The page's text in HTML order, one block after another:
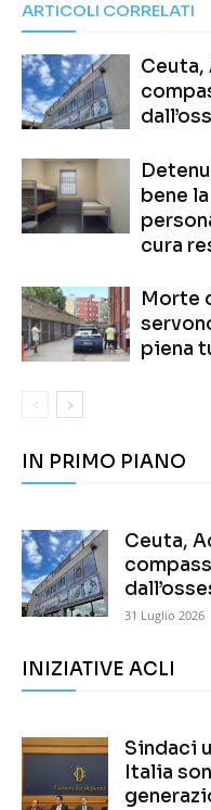
ARTICOLI CORRELATI
Ceuta,
bene
cura
Morte
piena
IN PRIMO PIANO
Ceuta,
31 Luglio 2026
INIZIATIVE ACLI
Sindaci
Italia